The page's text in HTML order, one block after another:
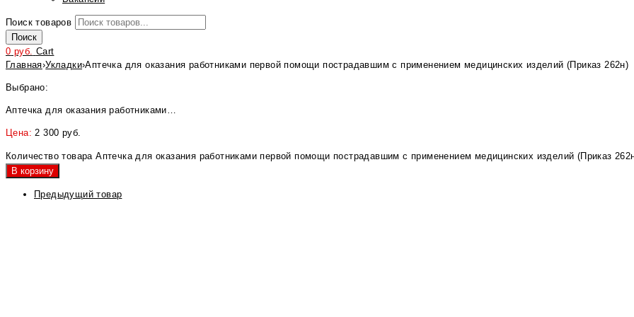
Поиск товаров
Поиск
0 руб. Cart
Главная›Укладки›Аптечка для оказания работниками первой помощи пострадавшим с применением медицинских изделий (Приказ 262н)
Выбрано:
Аптечка для оказания работниками…
Цена:2 300 руб.
Количество товара Аптечка для оказания работниками первой помощи пострадавшим с применением медицинских изделий (Приказ
В корзину
Предыдущий товар